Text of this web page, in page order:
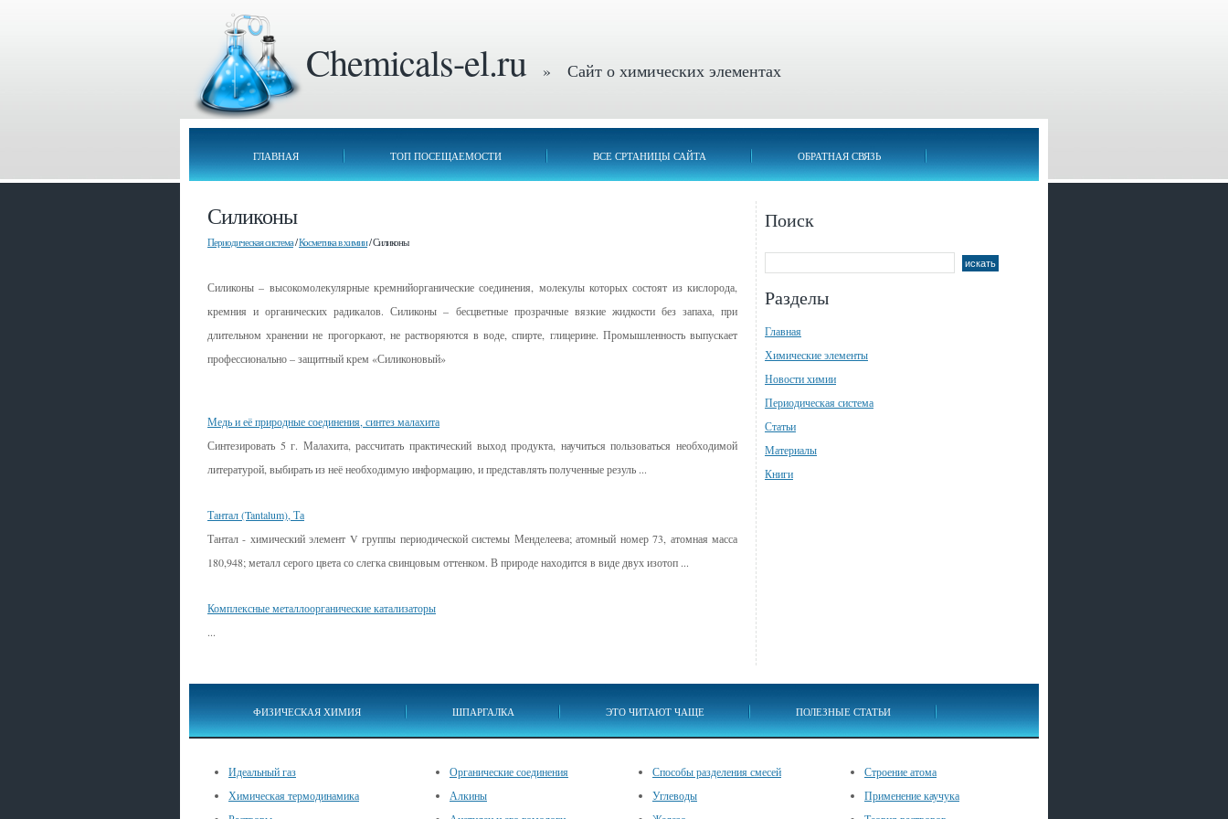
Chemicals-el.ru » Сайт о химических элементах
ГЛАВНАЯ ТОП ПОСЕЩАЕМОСТИ ВСЕ СРТАНИЦЫ САЙТА ОБРАТНАЯ СВЯЗЬ
Силиконы
Периодическая система/Косметика в химии/ Силиконы
Силиконы – высокомолекулярные кремнийорганические соединения, молекулы которых состоят из кислорода,
кремния и органических радикалов. Силиконы – бесцветные прозрачные вязкие жидкости без запаха, при
длительном хранении не прогоркают, не растворяются в воде, спирте, глицерине. Промышленность выпускает
профессионально – защитный крем «Силиконовый»
Медь и её природные соединения, синтез малахита
Синтезировать 5 г. Малахита, рассчитать практический выход продукта, научиться пользоваться необходимой
литературой, выбирать из неё необходимую информацию, и представлять полученные резуль ...
Тантал (Tantalum), Та
Тантал - химический элемент V группы периодической системы Менделеева; атомный номер 73, атомная масса
180,948; металл серого цвета со слегка свинцовым оттенком. В природе находится в виде двух изотоп ...
Комплексные металлоорганические катализаторы
...
Поиск
Разделы
Главная
Химические элементы
Новости химии
Периодическая система
Статьи
Материалы
Книги
ФИЗИЧЕСКАЯ ХИМИЯ ШПАРГАЛКА ЭТО ЧИТАЮТ ЧАЩЕ ПОЛЕЗНЫЕ СТАТЬИ
Идеальный газ
Химическая термодинамика
Органические соединения
Алкины
Способы разделения смесей
Углеводы
Строение атома
Применение каучука